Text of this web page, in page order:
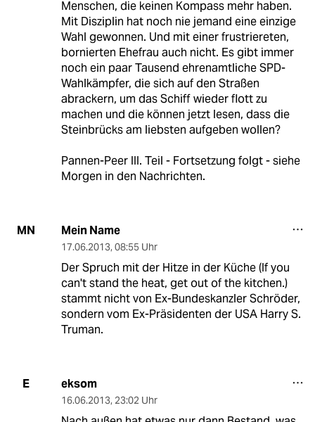
Menschen, die keinen Kompass mehr haben.
Mit Disziplin hat noch nie jemand eine einzige
Wahl gewonnen. Und mit einer frustriereten,
bornierten Ehefrau auch nicht. Es gibt immer
noch ein paar Tausend ehrenamtliche SPD-
Wahlkämpfer, die sich auf den Straßen
abrackern, um das Schiff wieder flott zu
machen und die können jetzt lesen, dass die
Steinbrücks am liebsten aufgeben wollen?
Pannen-Peer III. Teil - Fortsetzung folgt - siehe
Morgen in den Nachrichten.
MN Mein Name
17.06.2013, 08:55 Uhr
Der Spruch mit der Hitze in der Küche (If you
can't stand the heat, get out of the kitchen.)
stammt nicht von Ex-Bundeskanzler Schröder,
sondern vom Ex-Präsidenten der USA Harry S.
Truman.
E eksom
16.06.2013, 23:02 Uhr